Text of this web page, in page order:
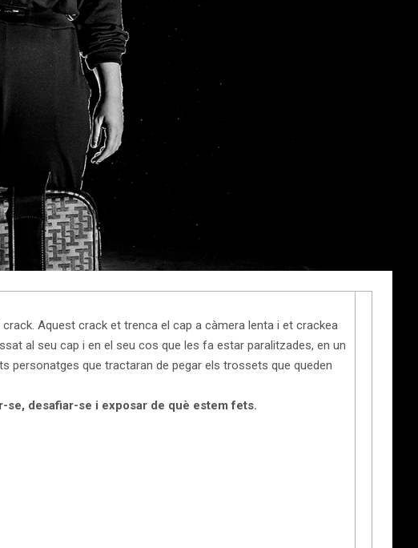
Aquest crack et trenca el cap a càmera lenta i et crackea
al seu cap i en el seu cos que les fa estar paralitzades, en un
personatges que tractaran de pegar els trossets que queden
se, desafiar-se i exposar de què estem fets.